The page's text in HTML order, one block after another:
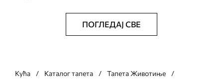
ПОГЛЕДАЈ СВЕ
Кућа Каталог тапета
Тапета Животиње